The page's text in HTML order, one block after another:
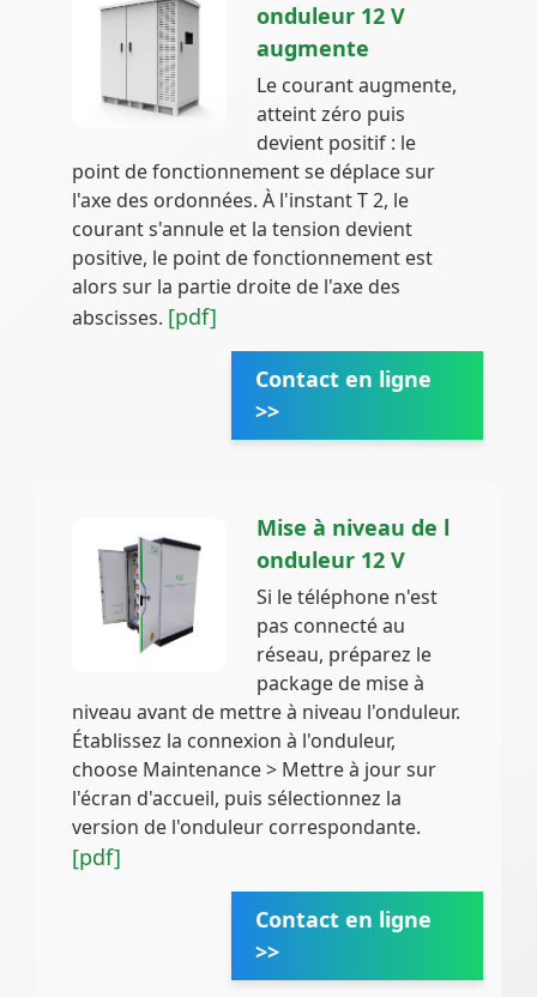
onduleur 12 V
augmente
Le courant augmente,
atteint zéro puis
devient positif : le
point de fonctionnement se déplace sur
l'axe des ordonnées. À l'instant T 2, le
courant s'annule et la tension devient
positive, le point de fonctionnement est
alors sur la partie droite de l'axe des
abscisses. [pdf]
Contact en ligne
>>
Mise à niveau de l
onduleur 12 V
Si le téléphone n'est
pas connecté au
réseau, préparez le
package de mise à
niveau avant de mettre à niveau l'onduleur.
Établissez la connexion à l'onduleur,
choose Maintenance > Mettre à jour sur
l'écran d'accueil, puis sélectionnez la
version de l'onduleur correspondante.
[pdf]
Contact en ligne
>>